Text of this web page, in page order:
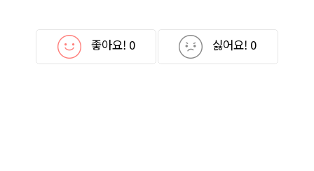
좋아요! 0 싫어요! 0